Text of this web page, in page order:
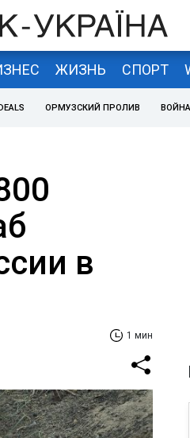
ЖИЗНЬ СПОРТ
ОРМУЗСКИЙ ПРОЛИВ
в
1 мин